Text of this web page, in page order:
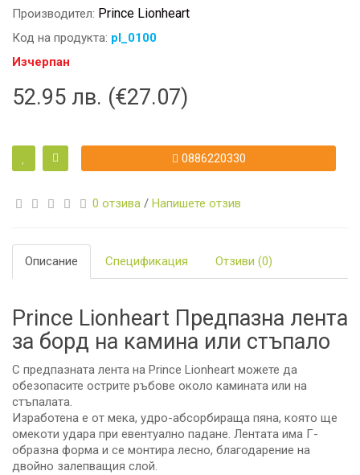
Производител: Prince Lionheart
Код на продукта: pl_0100
Изчерпан
52.95 лв. (€27.07)
0886220330
0 отзива / Напишете отзив
Описание Спецификация Отзиви (0)
Prince Lionheart Предпазна лента
за борд на камина или стъпало
С предпазната лента на Prince Lionheart можете да
обезопасите острите ръбове около камината или на
стъпалата.
Изработена е от мека, удро-абсорбираща пяна, която ще
омекоти удара при евентуално падане. Лентата има Г-
образна форма и се монтира лесно, благодарение на
двойно залепващия слой.